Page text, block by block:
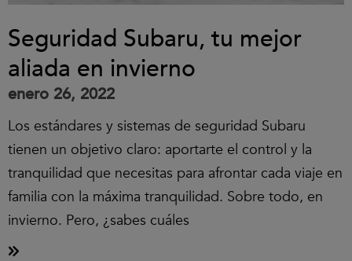
Seguridad Subaru, tu mejor
aliada en invierno
enero 26, 2022
Los estándares y sistemas de seguridad Subaru
tienen un objetivo claro: aportarte el control y la
tranquilidad que necesitas para afrontar cada viaje en
familia con la máxima tranquilidad. Sobre todo, en
invierno. Pero, ¿sabes cuáles